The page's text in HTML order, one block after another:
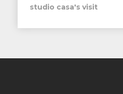
studio casa's visit